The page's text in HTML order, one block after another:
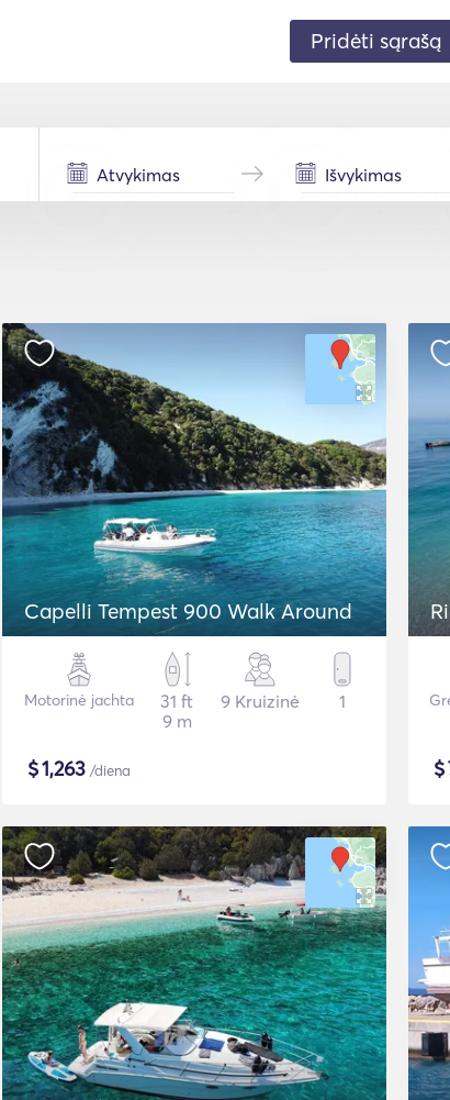
Pridėti sąrašą
Capelli Tempest 900 Walk Around
Motorinė jachta
31 ft
9 m
9 Kruizinė 1
$1,263 /diena $